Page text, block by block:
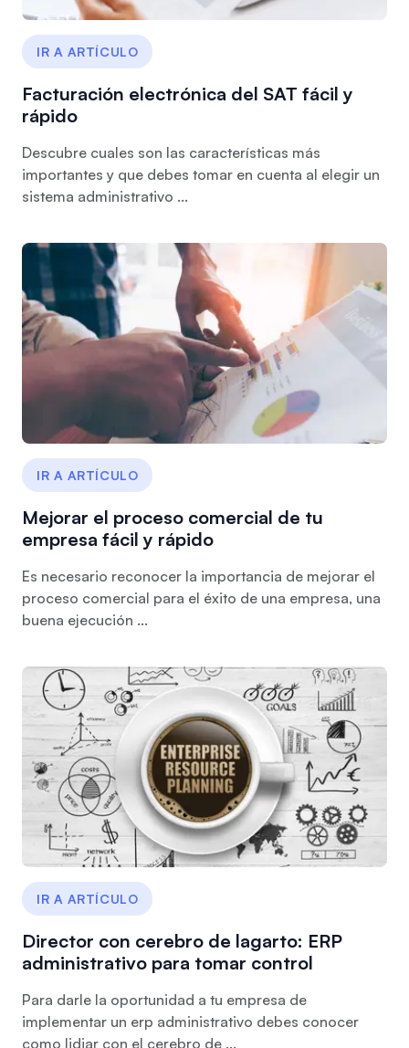
IR A ARTÍCULO
Facturación electrónica del SAT fácil y
rápido
Descubre cuales son las características más
importantes y que debes tomar en cuenta al elegir un
sistema administrativo ...
IR A ARTÍCULO
Mejorar el proceso comercial de tu
empresa fácil y rápido
Es necesario reconocer la importancia de mejorar el
proceso comercial para el éxito de una empresa, una
buena ejecución ...
IR A ARTÍCULO
Director con cerebro de lagarto: ERP
administrativo para tomar control
Para darle la oportunidad a tu empresa de
implementar un erp administrativo debes conocer
como lidiar con el cerebro de ...